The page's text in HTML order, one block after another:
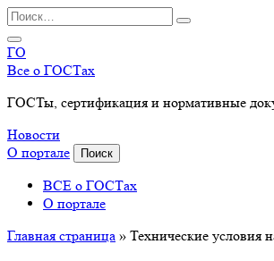
Перейти
к
содержанию
Search
for:
ГО
Все о ГОСТах
ГОСТы, сертификация и нормативные
Новости
О портале
Поиск
ВСЕ о ГОСТах
О портале
Главная страница » Технические условия